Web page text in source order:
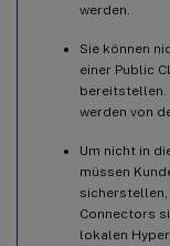
werden.
Sie können
einer Public
bereitstellen.
werden von
Um nicht in
müssen
sicherstellen,
Connectors
lokalen
Schritt 3g:
Schritt 3h:
Schritt 3i:
Schritt 3j:
Schritt 5: Erstellen einer